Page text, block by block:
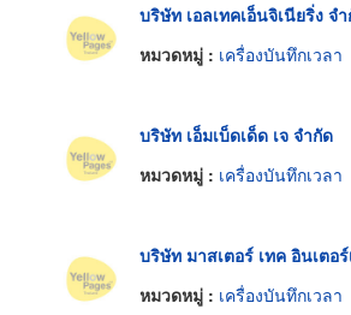
บริษัท เอลเทคเอ็นจิเนียริ่ง จ
หมวดหมู่ : เครื่องบันทึกเวลา
บริษัท เอ็มเบ็ดเด็ด เจ จำกัด
หมวดหมู่ : เครื่องบันทึกเวลา
บริษัท มาสเตอร์ เทค อินเตอ
หมวดหมู่ : เครื่องบันทึกเวลา